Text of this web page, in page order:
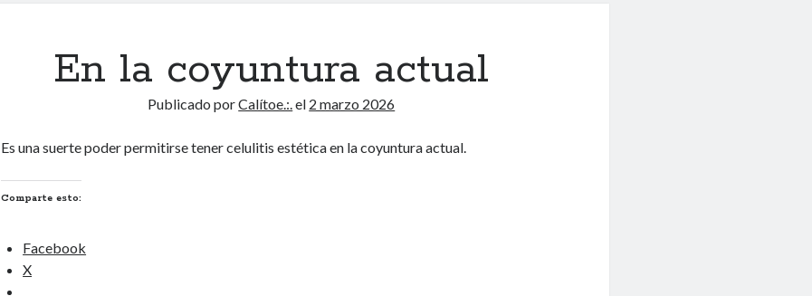
En la coyuntura actual
Publicado porCalítoe.:.el 2 marzo 2026
Es una suerte poder permitirse tener celulitis estética en la coyuntura actual.
Comparte esto:
Facebook
X